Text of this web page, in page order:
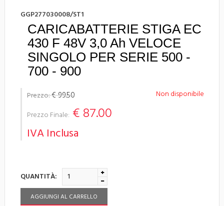
GGP277030008/ST1
CARICABATTERIE STIGA EC
430 F 48V 3,0 Ah VELOCE
SINGOLO PER SERIE 500 -
700 - 900
Non disponibile
Prezzo:€ 99.50
Prezzo Finale: € 87.00
IVA Inclusa
QUANTITÀ:
AGGIUNGI AL CARRELLO